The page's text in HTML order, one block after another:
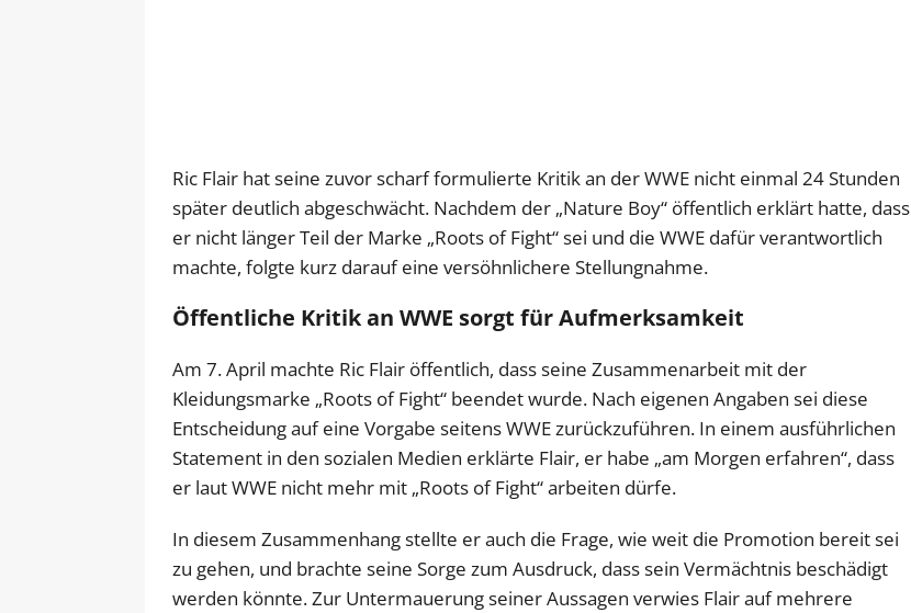
Ric Flair hat seine zuvor scharf formulierte Kritik an der WWE nicht einmal 24 Stunden
später deutlich abgeschwächt. Nachdem der „Nature Boy“ öffentlich erklärt hatte, dass
er nicht länger Teil der Marke „Roots of Fight“ sei und die WWE dafür verantwortlich
machte, folgte kurz darauf eine versöhnlichere Stellungnahme.
Öffentliche Kritik an WWE sorgt für Aufmerksamkeit
Am 7. April machte Ric Flair öffentlich, dass seine Zusammenarbeit mit der
Kleidungsmarke „Roots of Fight“ beendet wurde. Nach eigenen Angaben sei diese
Entscheidung auf eine Vorgabe seitens WWE zurückzuführen. In einem ausführlichen
Statement in den sozialen Medien erklärte Flair, er habe „am Morgen erfahren“, dass
er laut WWE nicht mehr mit „Roots of Fight“ arbeiten dürfe.
In diesem Zusammenhang stellte er auch die Frage, wie weit die Promotion bereit sei
zu gehen, und brachte seine Sorge zum Ausdruck, dass sein Vermächtnis beschädigt
werden könnte. Zur Untermauerung seiner Aussagen verwies Flair auf mehrere